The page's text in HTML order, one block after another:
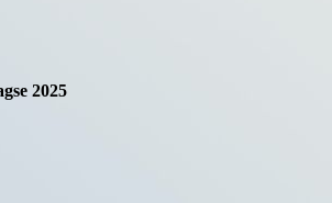
2025